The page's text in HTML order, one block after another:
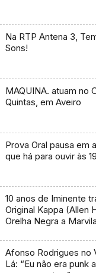
Na RTP Antena 3,
Sons!
MAQUINA. atuam no
Quintas, em Aveiro
Prova Oral pausa em
que há para ouvir às
10 anos de Iminente
Original Kappa (Allen
Orelha Negra a Marvila
Afonso Rodrigues no
Lá: “Eu não era punk